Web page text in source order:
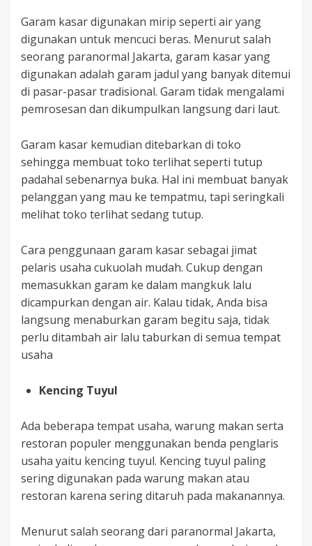
Garam kasar digunakan mirip seperti air yang
digunakan untuk mencuci beras. Menurut salah
seorang paranormal Jakarta, garam kasar yang
digunakan adalah garam jadul yang banyak ditemui
di pasar-pasar tradisional. Garam tidak mengalami
pemrosesan dan dikumpulkan langsung dari laut.
Garam kasar kemudian ditebarkan di toko
sehingga membuat toko terlihat seperti tutup
padahal sebenarnya buka. Hal ini membuat banyak
pelanggan yang mau ke tempatmu, tapi seringkali
melihat toko terlihat sedang tutup.
Cara penggunaan garam kasar sebagai jimat
pelaris usaha cukuolah mudah. Cukup dengan
memasukkan garam ke dalam mangkuk lalu
dicampurkan dengan air. Kalau tidak, Anda bisa
langsung menaburkan garam begitu saja, tidak
perlu ditambah air lalu taburkan di semua tempat
usaha
Kencing Tuyul
Ada beberapa tempat usaha, warung makan serta
restoran populer menggunakan benda penglaris
usaha yaitu kencing tuyul. Kencing tuyul paling
sering digunakan pada warung makan atau
restoran karena sering ditaruh pada makanannya.
Menurut salah seorang dari paranormal Jakarta,